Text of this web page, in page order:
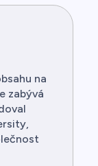
na
zabývá